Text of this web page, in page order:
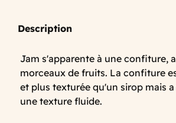
Description
Jam s'apparente à une confiture,
morceaux de fruits. La confiture
et plus texturée qu'un sirop mais
une texture fluide.